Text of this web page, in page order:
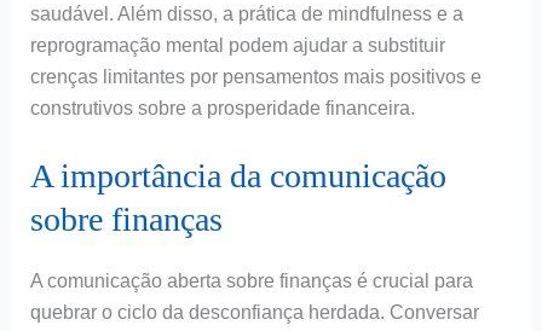
saudável. Além disso, a prática de mindfulness e a
reprogramação mental podem ajudar a substituir
crenças limitantes por pensamentos mais positivos e
construtivos sobre a prosperidade financeira.
A importância da comunicação
sobre finanças
A comunicação aberta sobre finanças é crucial para
quebrar o ciclo da desconfiança herdada. Conversar